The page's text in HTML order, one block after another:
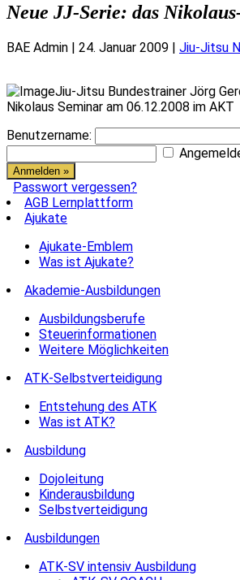
Neue JJ-Serie: das
BAE Admin | 24. Januar 2009 | Jiu-Jitsu
Jiu-Jitsu Bundestrainer Jörg
Nikolaus Seminar am 06.12.2008 im AKT
Benutzername:
Passwort vergessen?
AGB Lernplattform
Ajukate
Ajukate-Emblem
Was ist Ajukate?
Akademie-Ausbildungen
Ausbildungsberufe
Steuerinformationen
Weitere Möglichkeiten
ATK-Selbstverteidigung
Entstehung des ATK
Was ist ATK?
Ausbildung
Dojoleitung
Kinderausbildung
Selbstverteidigung
Ausbildungen
ATK-SV intensiv Ausbildung